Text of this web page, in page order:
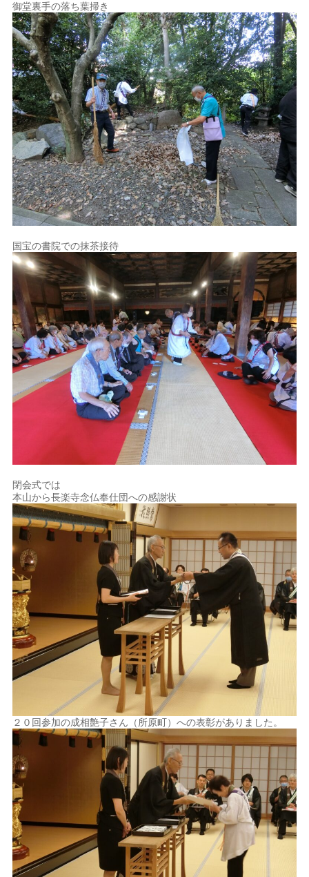
御堂裏手の落ち葉掃き
国宝の書院での抹茶接待
閉会式では
本山から長楽寺念仏奉仕団への感謝状
２０回参加の成相艶子さん（所原町）への表彰がありました。